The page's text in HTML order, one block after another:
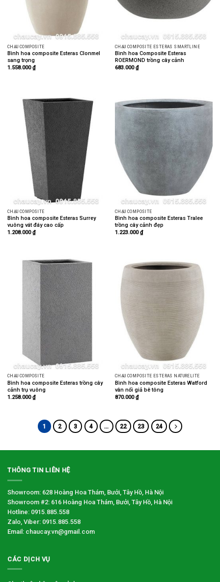
CHẬU COMPOSITE
Bình hoa composite Esteras Clonmel
sang trọng
1.558.000₫
CHẬU COMPOSITE ESTERAS SMARTLINE
Bình hoa Composite Esteras
ROERMOND trồng cây cảnh
683.000₫
CHẬU COMPOSITE
Bình hoa composite Esteras Surrey
vuông vát đáy cao cấp
1.208.000₫
CHẬU COMPOSITE
Bình hoa composite Esteras Tralee
trồng cây cảnh đẹp
1.223.000₫
CHẬU COMPOSITE
Bình hoa composite Esteras trồng cây
cảnh trụ vuông
1.258.000₫
CHẬU COMPOSITE ESTERAS NATURELITE
Bình hoa composite Esteras Watford
vân nổi giả bê tông
870.000₫
1 2 3 4 … 22 23 24
THÔNG TIN LIÊN HỆ
Showroom: 628 Hoàng Hoa Thám, Bưởi, Tây Hồ, Hà Nội
Showroom #2: 616 Hoàng Hoa Thám, Bưởi, Tây Hồ, Hà Nội
Hotline: 0915.885.558
Zalo, Viber: 0915.885.558
Email: chaucay.vn@gmail.com
CÁC DỊCH VỤ